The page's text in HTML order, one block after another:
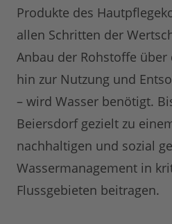
Produkte des
allen Schritten der
Anbau der Rohstoffe
hin zur Nutzung und
– wird Wasser benötigt.
Beiersdorf gezielt zu
nachhaltigen und sozial
Wassermanagement in
Flussgebieten beitragen.